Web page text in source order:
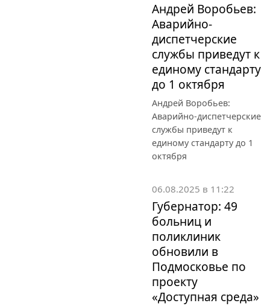
Андрей Воробьев:
Аварийно-
диспетчерские
службы приведут к
единому стандарту
до 1 октября
Андрей Воробьев:
Аварийно-диспетчерские
службы приведут к
единому стандарту до 1
октября
06.08.2025 в 11:22
Губернатор: 49
больниц и
поликлиник
обновили в
Подмосковье по
проекту
«Доступная среда»